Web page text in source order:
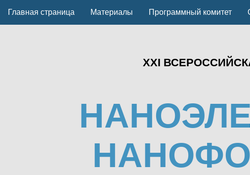
Главная страница Материалы Программный комитет
XXI